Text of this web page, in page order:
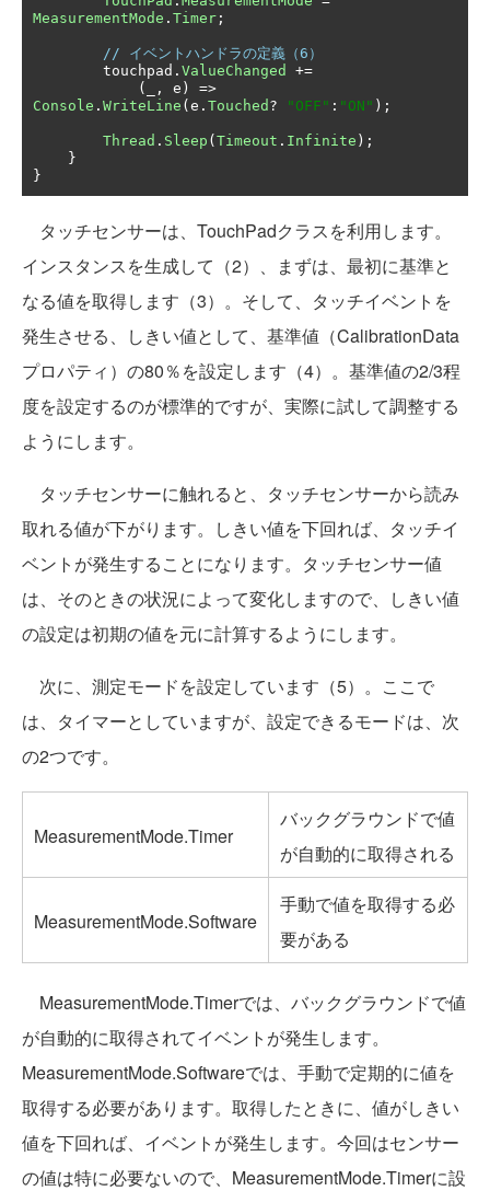
MeasurementMode . Timer ;
// イベントハンドラの定義（6）
        touchpad
. ValueChanged
+=
(
, e )
=>
Console . WriteLine ( e . Touched ? "OFF" : "ON" );
Thread . Sleep ( Timeout . Infinite );
}
}
タッチセンサーは、TouchPadクラスを利用します。
インスタンスを生成して（2）、まずは、最初に基準と
なる値を取得します（3）。そして、タッチイベントを
発生させる、しきい値として、基準値（CalibrationData
プロパティ）の80％を設定します（4）。基準値の2/3程
度を設定するのが標準的ですが、実際に試して調整する
ようにします。
タッチセンサーに触れると、タッチセンサーから読み
取れる値が下がります。しきい値を下回れば、タッチイ
ベントが発生することになります。タッチセンサー値
は、そのときの状況によって変化しますので、しきい値
の設定は初期の値を元に計算するようにします。
次に、測定モードを設定しています（5）。ここで
は、タイマーとしていますが、設定できるモードは、次
の2つです。
MeasurementMode.Timer
バックグラウンドで値
が自動的に取得される
MeasurementMode.Software
手動で値を取得する必
要がある
MeasurementMode.Timerでは、バックグラウンドで値
が自動的に取得されてイベントが発生します。
MeasurementMode.Softwareでは、手動で定期的に値を
取得する必要があります。取得したときに、値がしきい
値を下回れば、イベントが発生します。今回はセンサー
の値は特に必要ないので、MeasurementMode.Timerに設